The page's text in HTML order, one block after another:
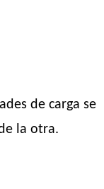
de carga se
la otra.